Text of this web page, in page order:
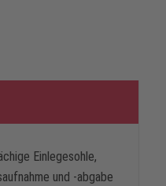
Einlegesohle,
und -abgabe